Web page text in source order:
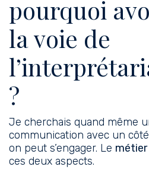
pourquoi
la voie de
?
Je cherchais quand même
communication avec un
on peut s’engager. Le métier
ces deux aspects.